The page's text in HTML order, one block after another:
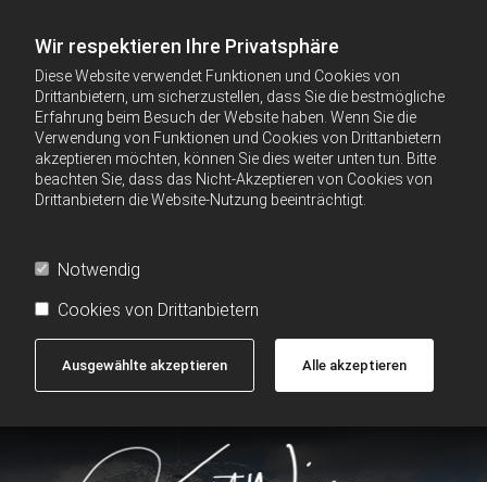
Wir respektieren Ihre Privatsphäre
Diese Website verwendet Funktionen und Cookies von
Drittanbietern, um sicherzustellen, dass Sie die bestmögliche
Erfahrung beim Besuch der Website haben. Wenn Sie die
Verwendung von Funktionen und Cookies von Drittanbietern
akzeptieren möchten, können Sie dies weiter unten tun. Bitte
beachten Sie, dass das Nicht-Akzeptieren von Cookies von
Drittanbietern die Website-Nutzung beeinträchtigt.
Notwendig
Cookies von Drittanbietern
Ausgewählte akzeptieren Alle akzeptieren